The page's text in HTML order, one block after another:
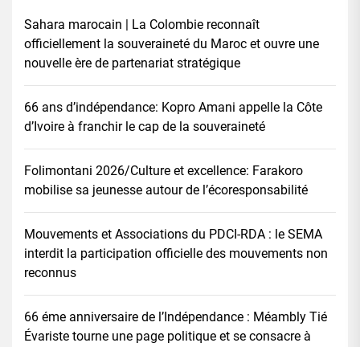
Sahara marocain | La Colombie reconnaît
officiellement la souveraineté du Maroc et ouvre une
nouvelle ère de partenariat stratégique
66 ans d’indépendance: Kopro Amani appelle la Côte
d’Ivoire à franchir le cap de la souveraineté
Folimontani 2026/Culture et excellence: Farakoro
mobilise sa jeunesse autour de l’écoresponsabilité
Mouvements et Associations du PDCI-RDA : le SEMA
interdit la participation officielle des mouvements non
reconnus
66 éme anniversaire de l’Indépendance : Méambly Tié
Évariste tourne une page politique et se consacre à